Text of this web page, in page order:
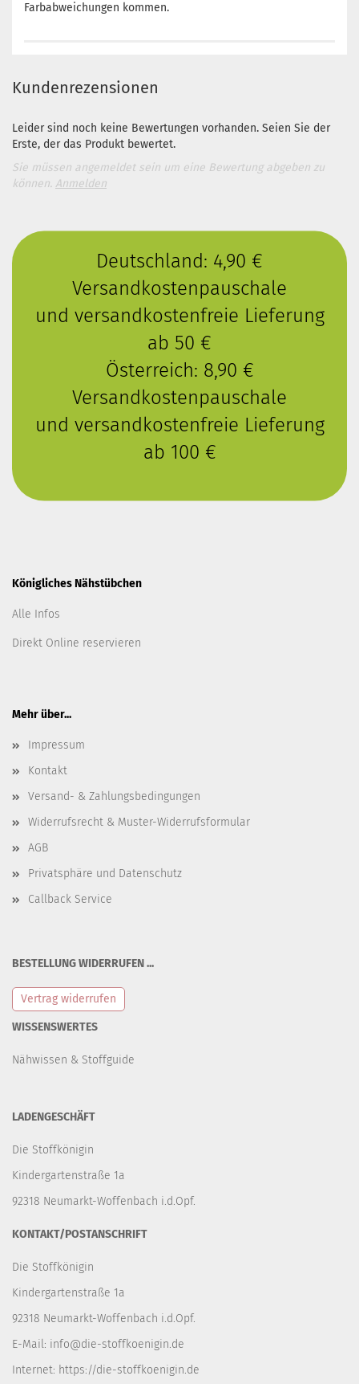
Farbabweichungen kommen.
Kundenrezensionen
Leider sind noch keine Bewertungen vorhanden. Seien Sie der
Erste, der das Produkt bewertet.
Sie müssen angemeldet sein um eine Bewertung abgeben zu
können. Anmelden
Deutschland: 4,90 €
Versandkostenpauschale
und versandkostenfreie Lieferung
ab 50 €
Österreich: 8,90 €
Versandkostenpauschale
und versandkostenfreie Lieferung
ab 100 €
Königliches Nähstübchen
Alle Infos
Direkt Online reservieren
Mehr über...
Impressum
Kontakt
Versand- & Zahlungsbedingungen
Widerrufsrecht & Muster-Widerrufsformular
AGB
Privatsphäre und Datenschutz
Callback Service
BESTELLUNG WIDERRUFEN ...
Vertrag widerrufen
WISSENSWERTES
Nähwissen & Stoffguide
LADENGESCHÄFT
Die Stoffkönigin
Kindergartenstraße 1a
92318 Neumarkt-Woffenbach i.d.Opf.
KONTAKT/POSTANSCHRIFT
Die Stoffkönigin
Kindergartenstraße 1a
92318 Neumarkt-Woffenbach i.d.Opf.
E-Mail: info@die-stoffkoenigin.de
Internet: https://die-stoffkoenigin.de